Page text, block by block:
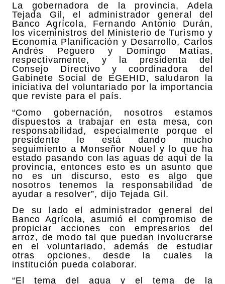
La gobernadora de la provincia, Adela
Tejada Gil, el administrador general del
Banco Agrícola, Fernando Antonio Durán,
los viceministros del Ministerio de Turismo y
Economía Planificación y Desarrollo, Carlos
Andrés Peguero y Domingo Matías,
respectivamente, y la presidenta del
Consejo Directivo y coordinadora del
Gabinete Social de EGEHID, saludaron la
iniciativa del voluntariado por la importancia
que reviste para el país.
“Como gobernación, nosotros estamos
dispuestos a trabajar en esta mesa, con
responsabilidad, especialmente porque el
presidente le está dando mucho
seguimiento a Monseñor Nouel y lo que ha
estado pasando con las aguas de aquí de la
provincia, entonces esto es un asunto que
no es un discurso, esto es algo que
nosotros tenemos la responsabilidad de
ayudar a resolver”, dijo Tejada Gil.
De su lado el administrador general del
Banco Agrícola, asumió el compromiso de
propiciar acciones con empresarios del
arroz, de modo tal que puedan involucrarse
en el voluntariado, además de estudiar
otras opciones, desde la cuales la
institución pueda colaborar.
“El tema del agua y el tema de la